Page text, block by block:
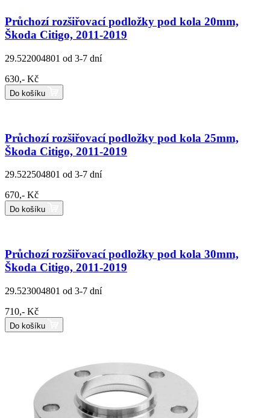
Průchozí rozšiřovací podložky pod kola 20mm,
Škoda Citigo, 2011-2019
29.522004801 od 3-7 dní
630,- Kč
Do košíku
Průchozí rozšiřovací podložky pod kola 25mm,
Škoda Citigo, 2011-2019
29.522504801 od 3-7 dní
670,- Kč
Do košíku
Průchozí rozšiřovací podložky pod kola 30mm,
Škoda Citigo, 2011-2019
29.523004801 od 3-7 dní
710,- Kč
Do košíku